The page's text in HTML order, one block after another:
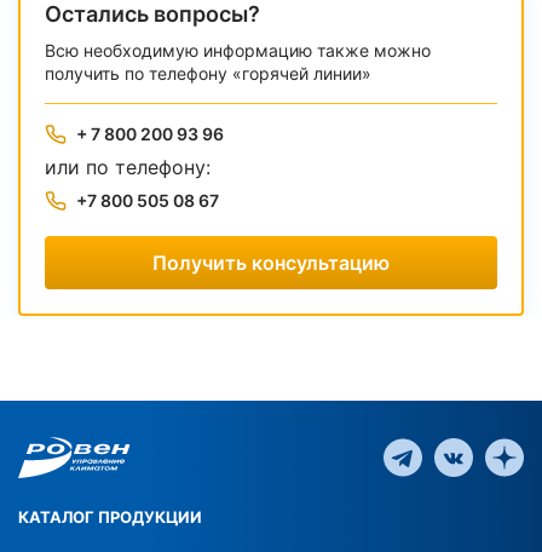
Остались вопросы?
Всю необходимую информацию также можно
получить по телефону «горячей линии»
+ 7 800 200 93 96
или по телефону:
+7 800 505 08 67
Получить консультацию
КАТАЛОГ ПРОДУКЦИИ